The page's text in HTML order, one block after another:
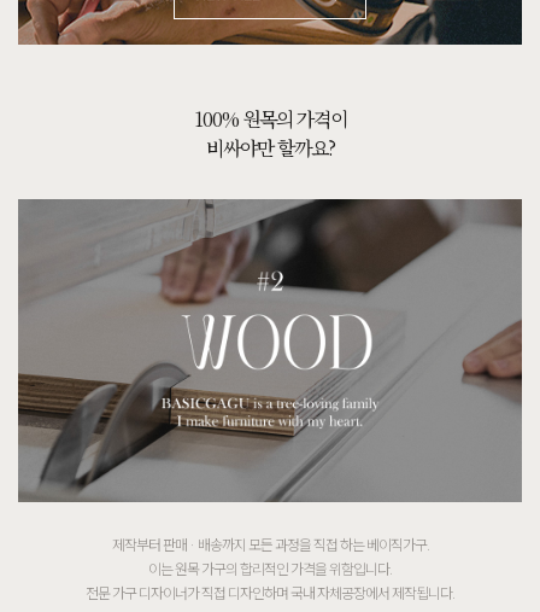
함께
나아가는 길
더불어 살아가고 성장하고자 하는 베이직가구의 신념을 위해
월드비전, 세이브더칠드런, 유니세프, 어린이재단등
국내외 후원을 통해 소외된 이웃들에게 온기를 전하려 노력하고 있습니다.